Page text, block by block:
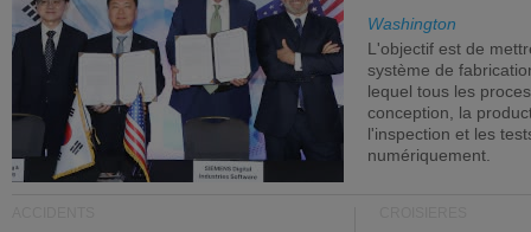
Washington
L'objectif est de
système de
lequel tous les
conception, la
l'inspection et les
numériquement.